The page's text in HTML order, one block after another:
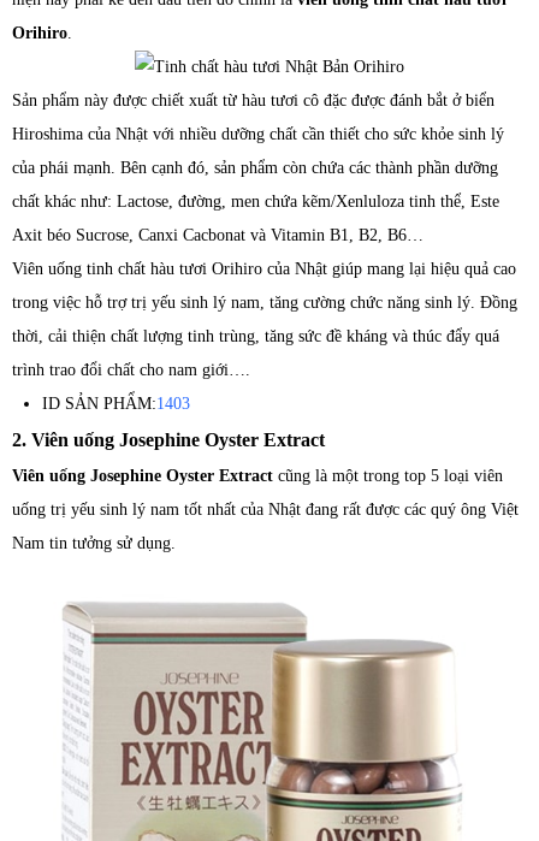
Orihiro.
Sản phẩm này được chiết xuất từ hàu tươi cô đặc được đánh bắt ở biển
Hiroshima của Nhật với nhiều dưỡng chất cần thiết cho sức khỏe sinh lý
của phái mạnh. Bên cạnh đó, sản phẩm còn chứa các thành phần dưỡng
chất khác như: Lactose, đường, men chứa kẽm/Xenluloza tinh thể, Este
Axit béo Sucrose, Canxi Cacbonat và Vitamin B1, B2, B6…
Viên uống tinh chất hàu tươi Orihiro của Nhật giúp mang lại hiệu quả cao
trong việc hỗ trợ trị yếu sinh lý nam, tăng cường chức năng sinh lý. Đồng
thời, cải thiện chất lượng tinh trùng, tăng sức đề kháng và thúc đẩy quá
trình trao đổi chất cho nam giới….
ID SẢN PHẨM:1403
2. Viên uống Josephine Oyster Extract
Viên uống Josephine Oyster Extract cũng là một trong top 5 loại viên
uống trị yếu sinh lý nam tốt nhất của Nhật đang rất được các quý ông Việt
Nam tin tưởng sử dụng.